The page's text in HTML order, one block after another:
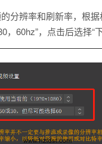
分辨率和刷新率，根据
，60hz”，点击后选择“下